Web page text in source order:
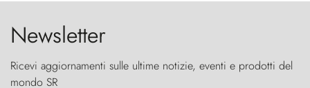
Newsletter
Ricevi aggiornamenti sulle ultime notizie, eventi e prodotti del
mondo SR